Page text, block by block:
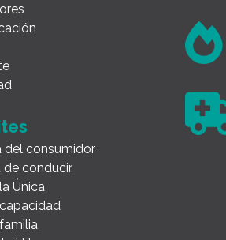
del consumidor
de conducir
Única